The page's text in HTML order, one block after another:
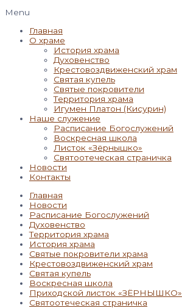
Menu
Главная
О храме
История храма
Духовенство
Крестовоздвиженский храм
Святая купель
Святые покровители
Территория храма
Игумен Платон (Кисурин)
Наше служение
Расписание Богослужений
Воскресная школа
Листок «Зёрнышко»
Святоотеческая страничка
Новости
Контакты
Главная
Новости
Расписание Богослужений
Духовенство
Территория храма
История храма
Святые покровители храма
Крестовоздвиженский храм
Святая купель
Воскресная школа
Приходской листок «ЗЁРНЫШКО»
Святоотеческая страничка